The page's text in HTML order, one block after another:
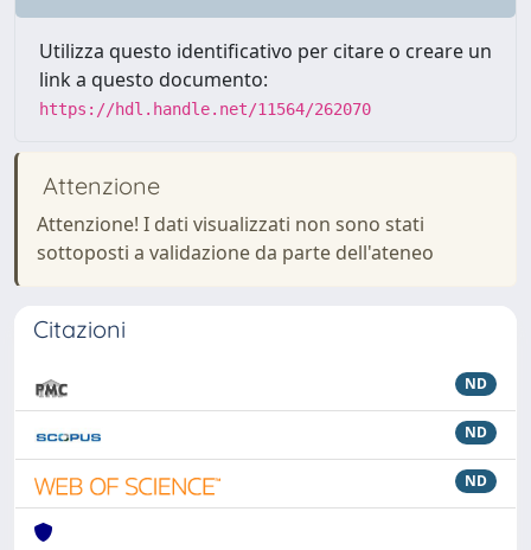
Utilizza questo identificativo per citare o creare un
link a questo documento:
https://hdl.handle.net/11564/262070
Attenzione
Attenzione! I dati visualizzati non sono stati
sottoposti a validazione da parte dell'ateneo
Citazioni
ND
ND
ND